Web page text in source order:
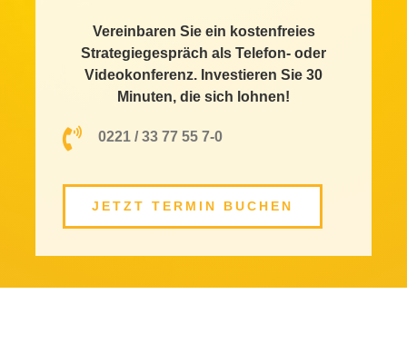
Vereinbaren Sie ein kostenfreies
Strategiegespräch als Telefon- oder
Videokonferenz. Investieren Sie 30
Minuten, die sich lohnen!
0221 / 33 77 55 7-0
JETZT TERMIN BUCHEN